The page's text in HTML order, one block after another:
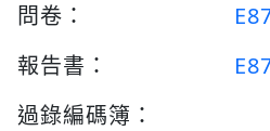
問卷：
報告書：
過錄編碼簿：